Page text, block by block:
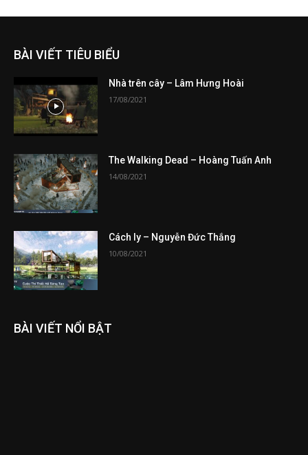
BÀI VIẾT TIÊU BIỂU
Nhà trên cây – Lâm Hưng Hoài
17/08/2021
The Walking Dead – Hoàng Tuấn Anh
14/08/2021
Cách ly – Nguyễn Đức Thắng
10/08/2021
BÀI VIẾT NỔI BẬT